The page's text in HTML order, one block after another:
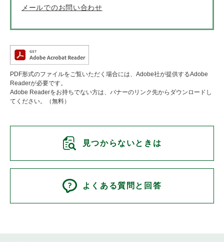
メールでのお問い合わせ
PDF形式のファイルをご覧いただく場合には、Adobe社が提供するAdobe
Readerが必要です。
Adobe Readerをお持ちでない方は、バナーのリンク先からダウンロードし
てください。（無料）
見つからないときは
よくある質問と回答